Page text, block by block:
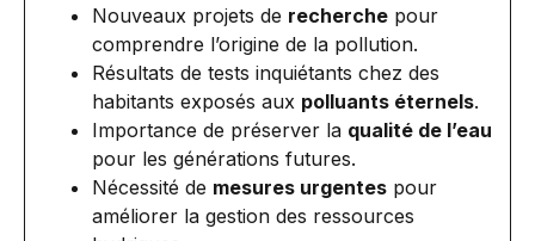
Nouveaux projets de recherche pour
comprendre l’origine de la pollution.
Résultats de tests inquiétants chez des
habitants exposés aux polluants éternels.
Importance de préserver la qualité de l’eau
pour les générations futures.
Nécessité de mesures urgentes pour
améliorer la gestion des ressources